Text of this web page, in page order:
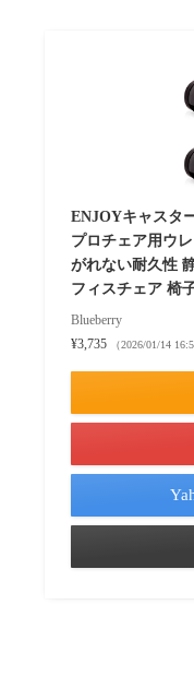
ENJOYキャスタ
プロチェア用ウ
がれない耐久性
フィスチェア 椅
Blueberry
¥3,735
（2026/01/14